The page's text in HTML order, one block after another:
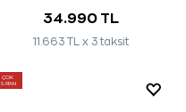
34.990 TL
11.663 TL x 3 taksit
ÇOK
SATAN